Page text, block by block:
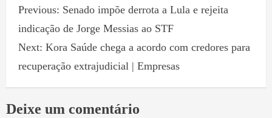
Previous: Senado impõe derrota a Lula e rejeita
indicação de Jorge Messias ao STF
Next: Kora Saúde chega a acordo com credores para
recuperação extrajudicial | Empresas
Deixe um comentário